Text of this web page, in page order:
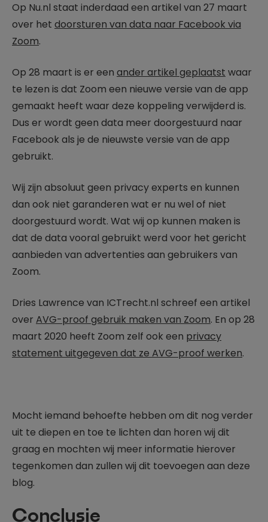
Op Nu.nl staat inderdaad een artikel van 27 maart
over het doorsturen van data naar Facebook via
Zoom.
Op 28 maart is er een ander artikel geplaatst waar
te lezen is dat Zoom een nieuwe versie van de app
gemaakt heeft waar deze koppeling verwijderd is.
Dus er wordt geen data meer doorgestuurd naar
Facebook als je de nieuwste versie van de app
gebruikt.
Wij zijn absoluut geen privacy experts en kunnen
dan ook niet garanderen wat er nu wel of niet
doorgestuurd wordt. Wat wij op kunnen maken is
dat de data vooral gebruikt werd voor het gericht
aanbieden van advertenties aan gebruikers van
Zoom.
Dries Lawrence van ICTrecht.nl schreef een artikel
over AVG-proof gebruik maken van Zoom. En op 28
maart 2020 heeft Zoom zelf ook een privacy
statement uitgegeven dat ze AVG-proof werken.
Mocht iemand behoefte hebben om dit nog verder
uit te diepen en toe te lichten dan horen wij dit
graag en mochten wij meer informatie hierover
tegenkomen dan zullen wij dit toevoegen aan deze
blog.
Conclusie